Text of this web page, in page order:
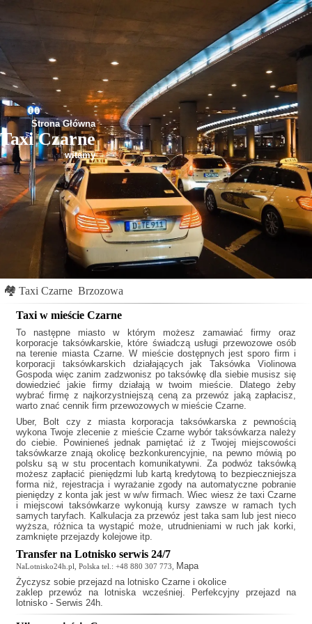
Strona Główna
Taxi Czarne
witamy
🏘 Taxi Czarne Brzozowa
Taxi w mieście Czarne
To następne miasto w którym możesz zamawiać firmy oraz
korporacje taksówkarskie, które świadczą usługi przewozowe osób
na terenie miasta Czarne. W mieście dostępnych jest sporo firm i
korporacji taksówkarskich działających jakTaksówka Violinowa
Gospoda więc zanim zadzwonisz po taksówkę dla siebie musisz się
dowiedzieć jakie firmy działają w twoim mieście. Dlatego żeby
wybrać firmę z najkorzystniejszą ceną za przewóz jaką zapłacisz,
warto znać cennik firm przewozowych w mieście Czarne.
Uber, Bolt czy z miasta korporacja taksówkarska z pewnością
wykona Twoje zlecenie z mieście Czarne wybór taksówkarza należy
do ciebie. Powinieneś jednak pamiętać iż z Twojej miejscowości
taksówkarze znają okolicę bezkonkurencyjnie, na pewno mówią po
polsku są w stu procentach komunikatywni. Za podwóz taksówką
możesz zapłacić pieniędzmi lub kartą kredytową to bezpieczniejsza
forma niż, rejestracja i wyrażanie zgody na automatyczne pobranie
pieniędzy z konta jak jest w w/w firmach. Wiec wiesz że taxi Czarne
i miejscowi taksówkarze wykonują kursy zawsze w ramach tych
samych taryfach. Kalkulacja za przewóz jest taka sam lub jest nieco
wyższa, różnica ta wystąpić może, utrudnieniami w ruch jak korki,
zamknięte przejazdy kolejowe itp.
Transfer na Lotnisko serwis 24/7
NaLotnisko24h.pl, Polska tel.: +48 880 307 773, Mapa
Życzysz sobie przejazd na lotnisko Czarne i okolice
zaklep przewóz na lotniska wcześniej. Perfekcyjny przejazd na
lotnisko - Serwis 24h.